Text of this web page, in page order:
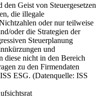
Geist von Steuergesetzen
die illegale
oder nur teilweise
oder die Strategien der
Steuerplanung
und
diese nicht in den Bereich
zu den Firmendaten
ESG. (Datenquelle: ISS